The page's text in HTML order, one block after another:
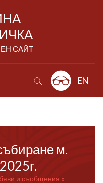
САЙТ
EN
м.
и съобщения